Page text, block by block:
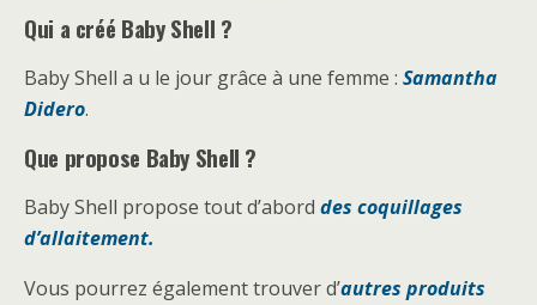
Qui a créé Baby Shell ?
Baby Shell a u le jour grâce à une femme : Samantha
Didero.
Que propose Baby Shell ?
Baby Shell propose tout d’abord des coquillages
d’allaitement.
Vous pourrez également trouver d’autres produits